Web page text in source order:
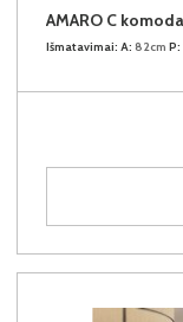
AMARO C
Išmatavimai: A: 82cm P: